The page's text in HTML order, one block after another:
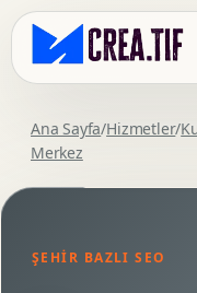
Ana Sayfa/Hizmetler/
Merkez
ŞEHIR BAZLI SEO